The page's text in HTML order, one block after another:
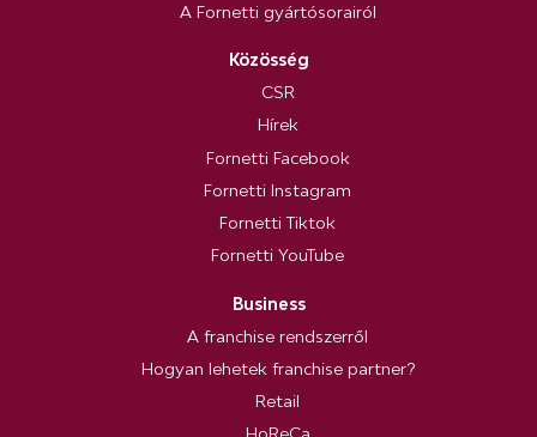
A Fornetti gyártósorairól
Közösség
CSR
Hírek
Fornetti Facebook
Fornetti Instagram
Fornetti Tiktok
Fornetti YouTube
Business
A franchise rendszerről
Hogyan lehetek franchise partner?
Retail